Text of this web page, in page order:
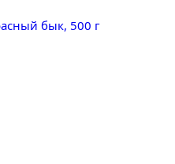
бык, 500 г